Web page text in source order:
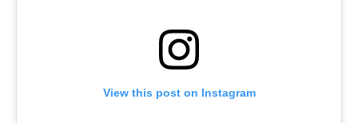
View this post on Instagram